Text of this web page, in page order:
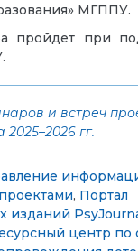
МГППУ.
пройдет при
и встреч
гг.
, Портал
изданий
центр по